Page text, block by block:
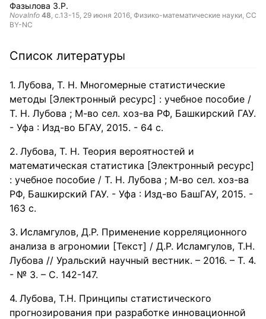
Фазылова З.Р.
NovaInfo 48, с.13-15, 29 июня 2016, Физико-математические науки, CC
BY-NC
Список литературы
Лубова, Т. Н. Многомерные статистические
методы [Электронный ресурс] : учебное пособие /
Т. Н. Лубова ; М-во сел. хоз-ва РФ, Башкирский ГАУ.
- Уфа : Изд-во БГАУ, 2015. - 64 с.
Лубова, Т. Н. Теория вероятностей и
математическая статистика [Электронный ресурс]
: учебное пособие / Т. Н. Лубова ; М-во сел. хоз-ва
РФ, Башкирский ГАУ. - Уфа : Изд-во БашГАУ, 2015. -
163 с.
Исламгулов, Д.Р. Применение корреляционного
анализа в агрономии [Текст] / Д.Р. Исламгулов, Т.Н.
Лубова // Уральский научный вестник. – 2016. – Т. 4.
- № 3. – С. 142-147.
Лубова, Т.Н. Принципы статистического
прогнозирования при разработке инновационной